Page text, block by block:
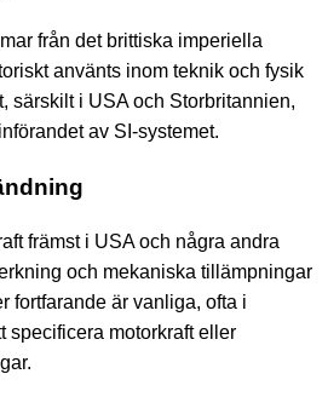
från det brittiska imperiella
använts inom teknik och fysik
särskilt i USA och Storbritannien,
av SI-systemet.
främst i USA och några andra
och mekaniska tillämpningar
fortfarande är vanliga, ofta i
specificera motorkraft eller